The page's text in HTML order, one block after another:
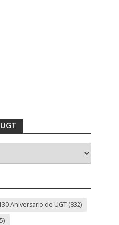
130 Aniversario de UGT(832)